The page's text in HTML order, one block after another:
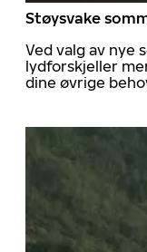
Støysvake
Ved valg av nye
lydforskjeller
dine øvrige